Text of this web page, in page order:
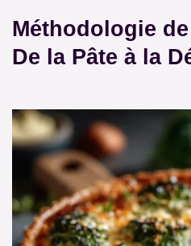
Méthodologie
De la Pâte à la